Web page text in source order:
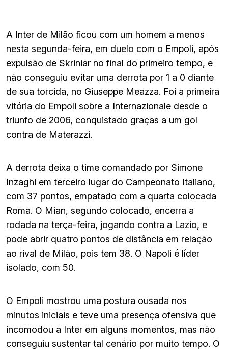
A Inter de Milão ficou com um homem a menos
nesta segunda-feira, em duelo com o Empoli, após
expulsão de Skriniar no final do primeiro tempo, e
não conseguiu evitar uma derrota por 1 a 0 diante
de sua torcida, no Giuseppe Meazza. Foi a primeira
vitória do Empoli sobre a Internazionale desde o
triunfo de 2006, conquistado graças a um gol
contra de Materazzi.
A derrota deixa o time comandado por Simone
Inzaghi em terceiro lugar do Campeonato Italiano,
com 37 pontos, empatado com a quarta colocada
Roma. O Mian, segundo colocado, encerra a
rodada na terça-feira, jogando contra a Lazio, e
pode abrir quatro pontos de distância em relação
ao rival de Milão, pois tem 38. O Napoli é líder
isolado, com 50.
O Empoli mostrou uma postura ousada nos
minutos iniciais e teve uma presença ofensiva que
incomodou a Inter em alguns momentos, mas não
conseguiu sustentar tal cenário por muito tempo. O